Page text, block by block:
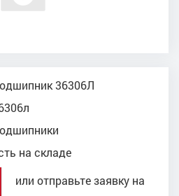
36306Л
на складе
или отправьте заявку на